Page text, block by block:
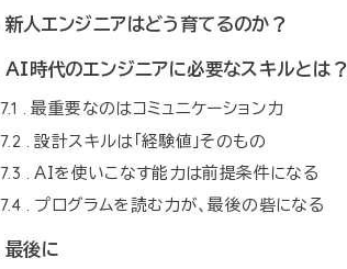
新人エンジニアはどう育てるのか？
AI時代のエンジニアに必要なスキルとは？
7.1 最重要なのはコミュニケーション力
7.2 設計スキルは「経験値」そのもの
7.3 AIを使いこなす能力は前提条件になる
7.4 プログラムを読む力が、最後の砦になる
最後に